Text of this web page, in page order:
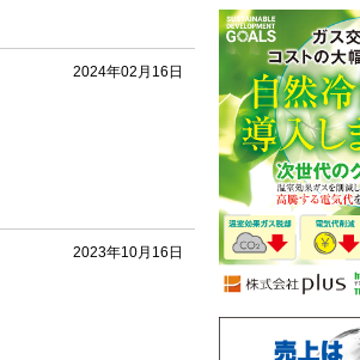
2024年02月16日
2023年10月16日